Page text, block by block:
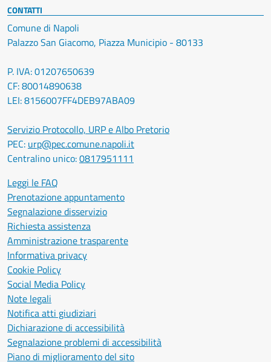
CONTATTI
Comune di Napoli
Palazzo San Giacomo, Piazza Municipio - 80133
P. IVA: 01207650639
CF: 80014890638
LEI: 8156007FF4DEB97ABA09
Servizio Protocollo, URP e Albo Pretorio
PEC: urp@pec.comune.napoli.it
Centralino unico:0817951111
Leggi le FAQ
Prenotazione appuntamento
Segnalazione disservizio
Richiesta assistenza
Amministrazione trasparente
Informativa privacy
Cookie Policy
Social Media Policy
Note legali
Notifica atti giudiziari
Dichiarazione di accessibilità
Segnalazione problemi di accessibilità
Piano di miglioramento del sito